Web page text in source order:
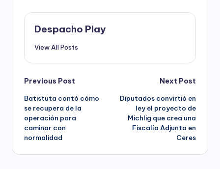
Despacho Play
View All Posts
Post
navigation
Previous Post
Batistuta contó cómo
se recupera de la
operación para
caminar con
normalidad
Next Post
Diputados convirtió en
ley el proyecto de
Michlig que crea una
Fiscalía Adjunta en
Ceres